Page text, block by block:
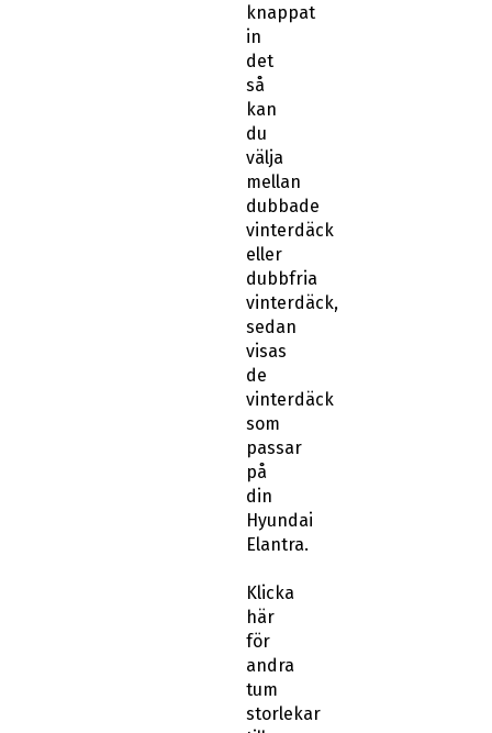
knappat
in
det
så
kan
du
välja
mellan
dubbade
vinterdäck
eller
dubbfria
vinterdäck,
sedan
visas
de
vinterdäck
som
passar
på
din
Hyundai
Elantra.
Klicka
här
för
andra
tum
storlekar